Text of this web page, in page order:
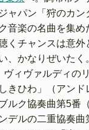
ャパン「狩のカン
音楽の名曲を集め
くチャンスは意外
、かなりぜいたく
ィヴァルディの
きひわ」（アン
ルク協奏曲第5番
デルの二重協奏曲